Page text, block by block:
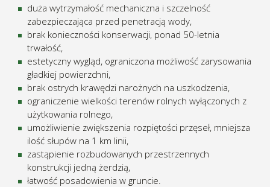
duża wytrzymałość mechaniczna i szczelność
zabezpieczająca przed penetracją wody,
brak konieczności konserwacji, ponad 50-letnia
trwałość,
estetyczny wygląd, ograniczona możliwość zarysowania
gładkiej powierzchni,
brak ostrych krawędzi narożnych na uszkodzenia,
ograniczenie wielkości terenów rolnych wyłączonych z
użytkowania rolnego,
umożliwienie zwiększenia rozpiętości przęseł, mniejsza
ilość słupów na 1 km linii,
zastąpienie rozbudowanych przestrzennych
konstrukcji jedną żerdzią,
łatwość posadowienia w gruncie.